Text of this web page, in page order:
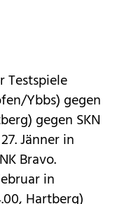
Testspiele
Ybbs) gegen
gegen SKN
Jänner in
Bravo.
in